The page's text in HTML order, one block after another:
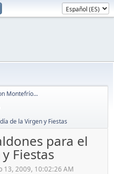
Montefrío...
de la Virgen y Fiestas
para el
Fiestas
13, 2009, 10:02:26 AM